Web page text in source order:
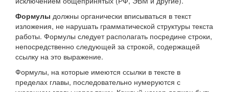
Формулы должны органически вписываться в текст
изложения, не нарушать грамматической структуры текста
работы. Формулы следует располагать посредине строки,
непосредственно следующей за строкой, содержащей
ссылку на это выражение.
Формулы, на которые имеются ссылки в тексте в
пределах главы, последовательно нумеруются с